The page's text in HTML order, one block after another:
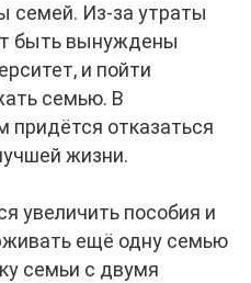
семей. Из-за утраты
быть вынуждены
и пойти
семью. В
придётся отказаться
жизни.
увеличить пособия и
ещё одну семью
семьи с двумя